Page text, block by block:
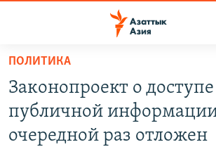
Вернуться
основному
содержанию
Вернутся
КАЗАХСТАН
НОВОСТИ
ВОЙНА В УКРАИНЕ
ПОЛИТИКА
Законопроект о
публичной
очередной раз отложен